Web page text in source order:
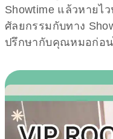
Showtime แล้วหายไ
ศัลยกรรมกับทาง
ปรึกษากับคุณหมอก่อน